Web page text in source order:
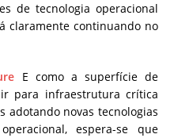
de tecnologia operacional
claramente continuando no
E como a superfície de
para infraestrutura crítica
adotando novas tecnologias
espera-se que